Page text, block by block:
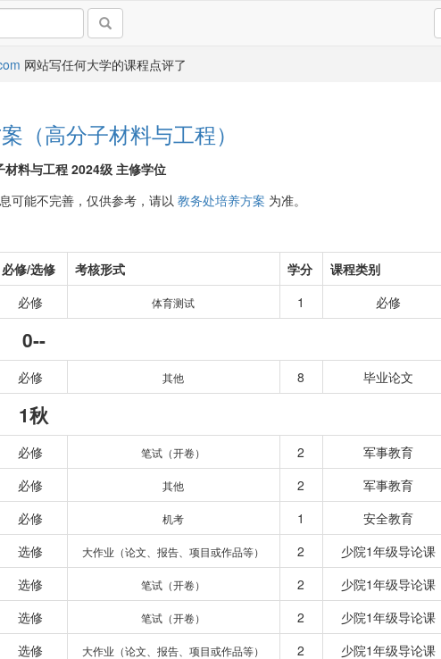
网站写任何大学的课程点评了
（高分子材料与工程）
材料与工程 2024级 主修学位
可能不完善，仅供参考，请以 教务处培养方案 为准。
必修/选修 考核形式 学分
课程类别
必修 体育测试 1 必修
0--
必修 其他 8 毕业论文
1秋
必修 笔试（开卷） 2
军事教育
必修 其他 2
军事教育
必修 机考 1
安全教育
选修 大作业（论文、报告、项目或作品等） 2
少院1年级导论课
选修 笔试（开卷） 2
少院1年级导论课
选修 笔试（开卷） 2
少院1年级导论课
选修 大作业（论文、报告、项目或作品等） 2
少院1年级导论课